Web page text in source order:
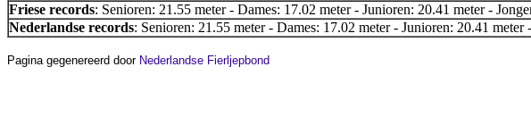
Friese records: Senioren: 21.55 meter - Dames: 17.02 meter - Junioren: 20.41 meter -
Nederlandse records: Senioren: 21.55 meter - Dames: 17.02 meter - Junioren: 20.41
Pagina gegenereerd door Nederlandse Fierljepbond